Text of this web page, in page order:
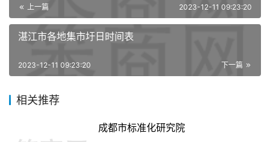
上一篇 2023-12-11 09:23:20
湛江市各地集市圩日时间表
下一篇
2023-12-11 09:23:20
相关推荐
成都市标准化研究院